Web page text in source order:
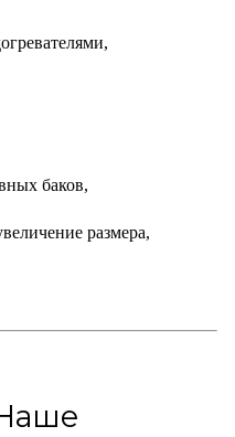
баков,
размера,